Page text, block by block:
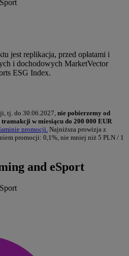
jest replikacja, przed opłatami i
i dochodowych MarketVector
ESG Index.
tj. do 30.06.2027, nie pobierzemy od
w miesiącu do 200 000 EUR
promocji. Najniższa prowizja z
promocji: 0,1%, nie mniej niż 5 PLN / 1
and eSport